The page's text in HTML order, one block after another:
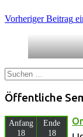
Vorheriger Beitrag
Suchen
nach:
Öffentliche
Anfang
18
Ende
18